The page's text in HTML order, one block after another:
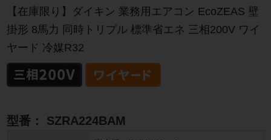
【在庫限り】ダイキン 業務用エアコン EcoZEAS 壁
掛形 8馬力 同時トリプル 標準省エネ 三相200V ワイ
ヤード 冷媒R32
型番： SZRA224BAM